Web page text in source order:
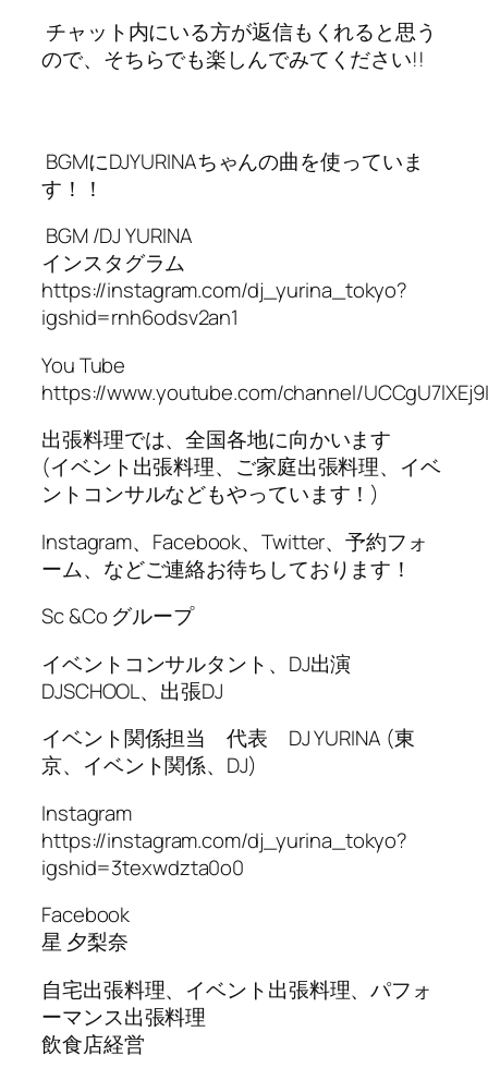
チャット内にいる方が返信もくれると思う
ので、そちらでも楽しんでみてください!!
BGMにDJYURINAちゃんの曲を使っていま
す！！
BGM /DJ YURINA
インスタグラム
https://instagram.com/dj_yurina_tokyo?
igshid=rnh6odsv2an1
You Tube
https://www.youtube.com/channel/
出張料理では、全国各地に向かいます
(イベント出張料理、ご家庭出張料理、イベ
ントコンサルなどもやっています！)
Instagram、Facebook、Twitter、予約フォ
ーム、などご連絡お待ちしております！
Sc &Co グループ
イベントコンサルタント、DJ出演
DJSCHOOL、出張DJ
イベント関係担当 代表 DJ YURINA (東
京、イベント関係、DJ)
Instagram
https://instagram.com/dj_yurina_tokyo?
igshid=3texwdzta0o0
Facebook
星 夕梨奈
自宅出張料理、イベント出張料理、パフォ
ーマンス出張料理
飲食店経営